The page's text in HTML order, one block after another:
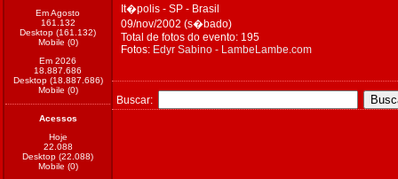
Em Agosto
161.132
Desktop (161.132)
Mobile (0)
Em 2026
18.887.686
Desktop (18.887.686)
Mobile (0)
Acessos
Hoje
22.088
Desktop (22.088)
Mobile (0)
It�polis - SP - Brasil
09/nov/2002 (s�bado)
Total de fotos do evento: 195
Fotos: Edyr Sabino - LambeLambe.com
Buscar: